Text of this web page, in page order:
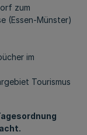
zum
(Essen-Münster)
im
Tourismus